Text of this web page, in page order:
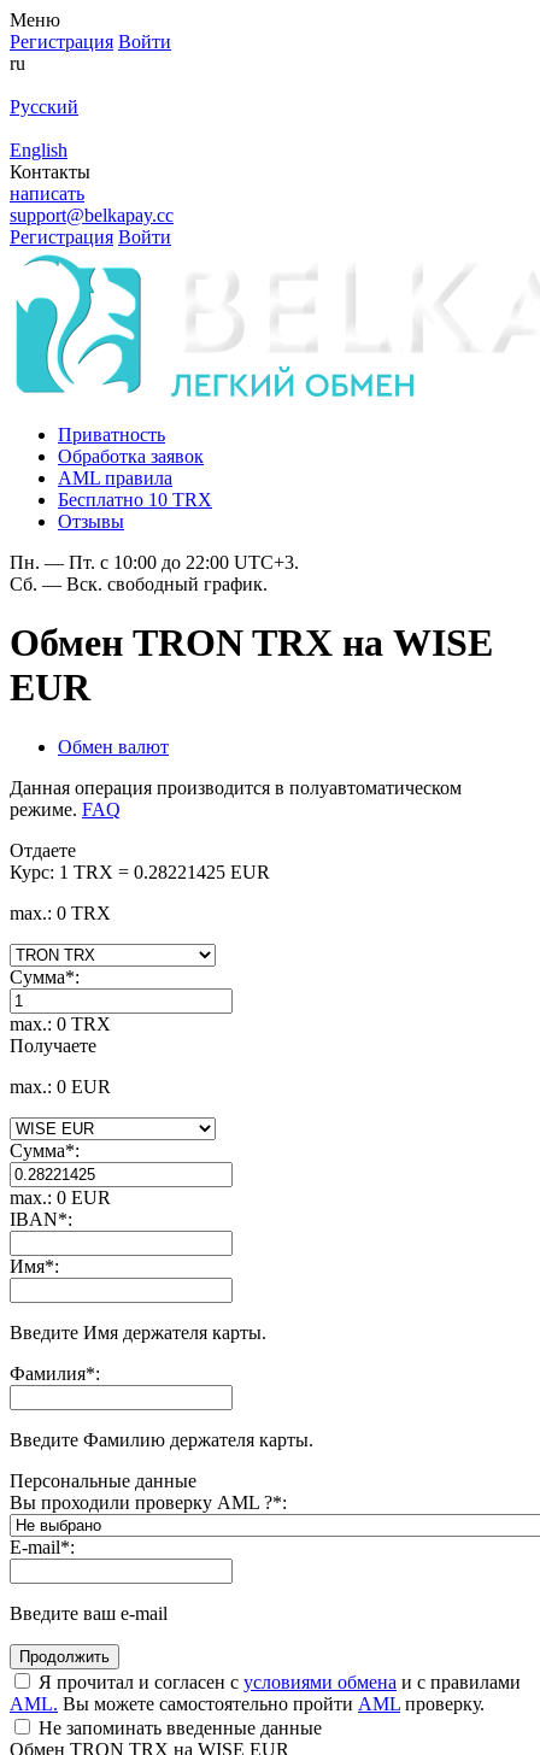
Меню
Регистрация Войти
ru
Русский
English
Контакты
написать
support@belkapay.cc
Регистрация Войти
Приватность
Обработка заявок
AML правила
Бесплатно 10 TRX
Отзывы
Пн. — Пт. с 10:00 до 22:00 UTC+3.
Сб. — Вск. свободный график.
Обмен TRON TRX на WISE
EUR
Обмен валют
Данная операция производится в полуавтоматическом
режиме. FAQ
Отдаете
Курс: 1 TRX = 0.28221425 EUR
max.: 0 TRX
Сумма*:
max.: 0 TRX
Получаете
max.: 0 EUR
Сумма*:
max.: 0 EUR
IBAN*:
Имя*:
Введите Имя держателя карты.
Фамилия*:
Введите Фамилию держателя карты.
Персональные данные
Вы проходили проверку AML ?*:
E-mail*:
Введите ваш e-mail
Я прочитал и согласен с условиями обмена и с правилами
AML. Вы можете самостоятельно пройти AML проверку.
Не запоминать введенные данные
Обмен TRON TRX на WISE EUR